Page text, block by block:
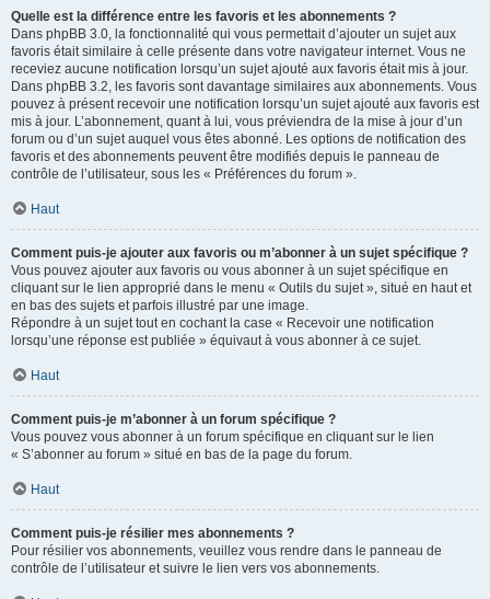
Quelle est la différence entre les favoris et les abonnements ?
Dans phpBB 3.0, la fonctionnalité qui vous permettait d’ajouter un sujet aux
favoris était similaire à celle présente dans votre navigateur internet. Vous ne
receviez aucune notification lorsqu’un sujet ajouté aux favoris était mis à jour.
Dans phpBB 3.2, les favoris sont davantage similaires aux abonnements. Vous
pouvez à présent recevoir une notification lorsqu’un sujet ajouté aux favoris est
mis à jour. L’abonnement, quant à lui, vous préviendra de la mise à jour d’un
forum ou d’un sujet auquel vous êtes abonné. Les options de notification des
favoris et des abonnements peuvent être modifiés depuis le panneau de
contrôle de l’utilisateur, sous les « Préférences du forum ».
Haut
Comment puis-je ajouter aux favoris ou m’abonner à un sujet spécifique ?
Vous pouvez ajouter aux favoris ou vous abonner à un sujet spécifique en
cliquant sur le lien approprié dans le menu « Outils du sujet », situé en haut et
en bas des sujets et parfois illustré par une image.
Répondre à un sujet tout en cochant la case « Recevoir une notification
lorsqu’une réponse est publiée » équivaut à vous abonner à ce sujet.
Haut
Comment puis-je m’abonner à un forum spécifique ?
Vous pouvez vous abonner à un forum spécifique en cliquant sur le lien
« S’abonner au forum » situé en bas de la page du forum.
Haut
Comment puis-je résilier mes abonnements ?
Pour résilier vos abonnements, veuillez vous rendre dans le panneau de
contrôle de l’utilisateur et suivre le lien vers vos abonnements.